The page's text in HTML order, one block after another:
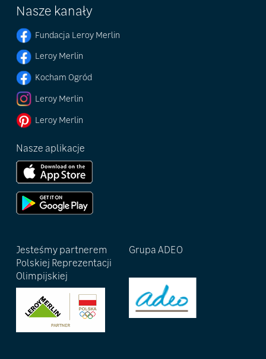
Nasze kanały
Fundacja Leroy Merlin
Leroy Merlin
Kocham Ogród
Leroy Merlin
Leroy Merlin
Nasze aplikacje
Jesteśmy partnerem
Polskiej Reprezentacji
Olimpijskiej
Grupa ADEO